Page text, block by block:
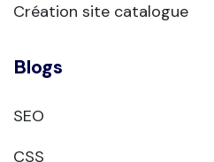
Création site catalogue
Blogs
SEO
CSS